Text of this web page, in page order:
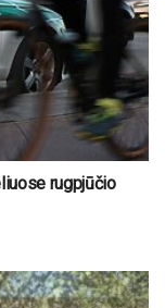
rugpjūčio